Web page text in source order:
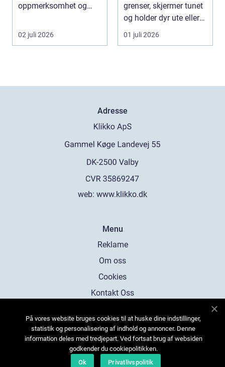
oppmerksomhet og
som mål å s...
02 juli 2026
grenser, skjermer tunet
og holder dyr ute eller
inne, ...
01 juli 2026
Adresse
web: www.klikko.dk
Menu
Reklame
Om oss
Cookies
Kontakt Oss
På vores website bruges cookies til at huske dine indstillinger,
statistik og personalisering af indhold og annoncer. Denne
information deles med tredjepart. Ved fortsat brug af websiden
godkender du cookiepolitikken.
Ok
Privatlivspolitik